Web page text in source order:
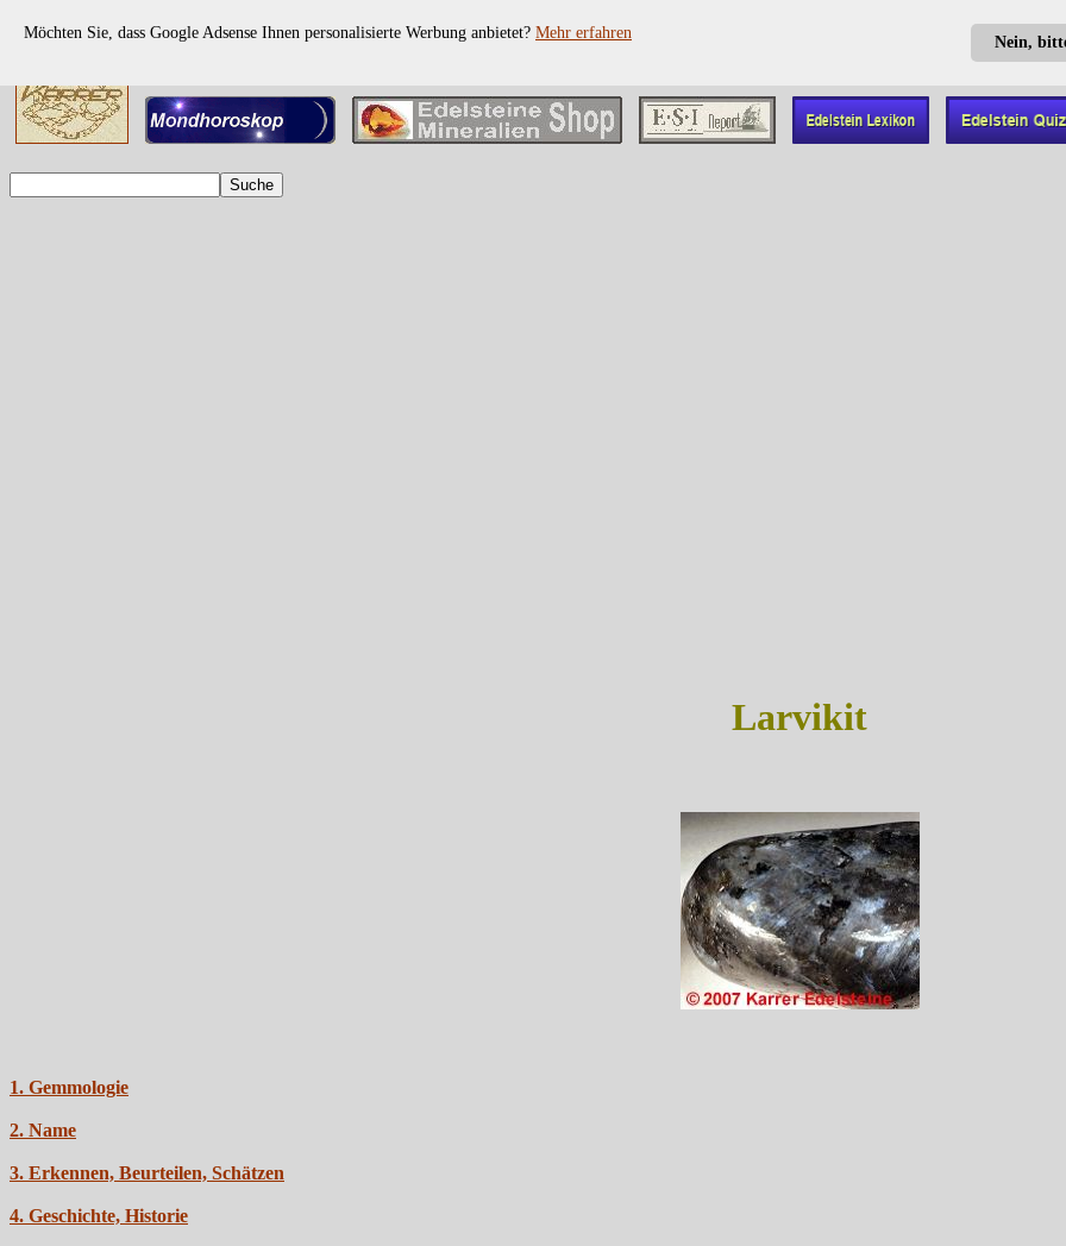
Nein,
Möchten Sie, dass Google Adsense Ihnen personalisierte Werbung anbietet? Mehr erfahren
Larvikit
1. Gemmologie
2. Name
3. Erkennen, Beurteilen, Schätzen
4. Geschichte, Historie